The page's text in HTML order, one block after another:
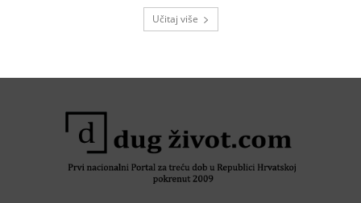
Učitaj više